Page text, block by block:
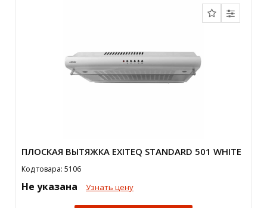
ПЛОСКАЯ ВЫТЯЖКА EXITEQ STANDARD 501 WHITE
Код товара: 5106
Не указана Узнать цену